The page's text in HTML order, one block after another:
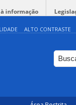
à informação
ALTO CONTRASTE